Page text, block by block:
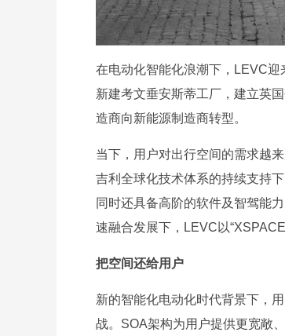
在电动化智能化浪潮下，LEVC迎
新建考文垂安斯蒂工厂，建立英
造商向新能源制造商转型。
当下，用户对出行空间的需求越
吉利全球化技术体系的持续支持
同时还具备高阶的软件及智驾能
速融合发展下，LEVC以
把空间还给用户
新的智能化电动化时代背景下，
战。SOA架构为用户提供更宽敞